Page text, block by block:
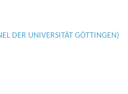
DER UNIVERSITÄT GÖTTINGEN)